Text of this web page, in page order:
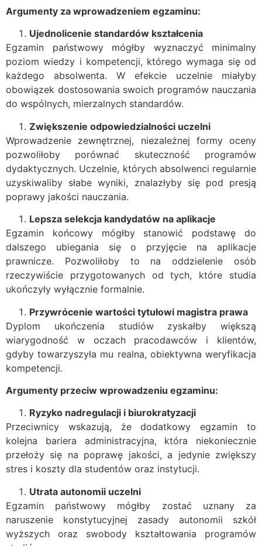
Argumenty za wprowadzeniem egzaminu:
Ujednolicenie standardów kształcenia
Egzamin państwowy mógłby wyznaczyć minimalny
poziom wiedzy i kompetencji, którego wymaga się od
każdego absolwenta. W efekcie uczelnie miałyby
obowiązek dostosowania swoich programów nauczania
do wspólnych, mierzalnych standardów.
Zwiększenie odpowiedzialności uczelni
Wprowadzenie zewnętrznej, niezależnej formy oceny
pozwoliłoby porównać skuteczność programów
dydaktycznych. Uczelnie, których absolwenci regularnie
uzyskiwaliby słabe wyniki, znalazłyby się pod presją
poprawy jakości nauczania.
Lepsza selekcja kandydatów na aplikacje
Egzamin końcowy mógłby stanowić podstawę do
dalszego ubiegania się o przyjęcie na aplikacje
prawnicze. Pozwoliłoby to na oddzielenie osób
rzeczywiście przygotowanych od tych, które studia
ukończyły wyłącznie formalnie.
Przywrócenie wartości tytułowi magistra prawa
Dyplom ukończenia studiów zyskałby większą
wiarygodność w oczach pracodawców i klientów,
gdyby towarzyszyła mu realna, obiektywna weryfikacja
kompetencji.
Argumenty przeciw wprowadzeniu egzaminu:
Ryzyko nadregulacji i biurokratyzacji
Przeciwnicy wskazują, że dodatkowy egzamin to
kolejna bariera administracyjna, która niekoniecznie
przełoży się na poprawę jakości, a jedynie zwiększy
stres i koszty dla studentów oraz instytucji.
Utrata autonomii uczelni
Egzamin państwowy mógłby zostać uznany za
naruszenie konstytucyjnej zasady autonomii szkół
wyższych oraz swobody kształtowania programów